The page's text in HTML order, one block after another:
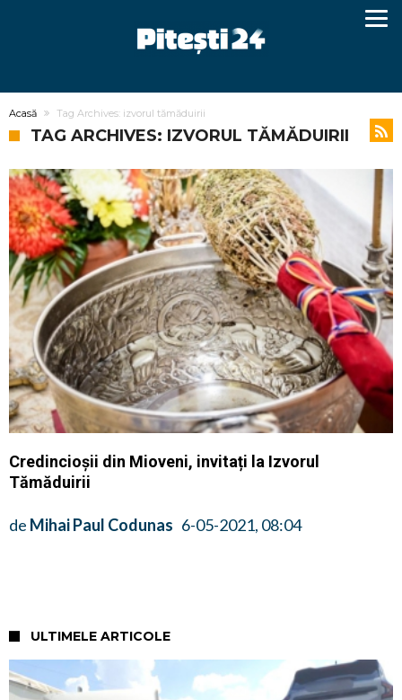
Acasă Tag Archives: izvorul tămăduirii
TAG ARCHIVES: IZVORUL TĂMĂDUIRII
Credincioșii din Mioveni, invitați la Izvorul
Tămăduirii
de Mihai Paul Codunas 6-05-2021, 08:04
ULTIMELE ARTICOLE